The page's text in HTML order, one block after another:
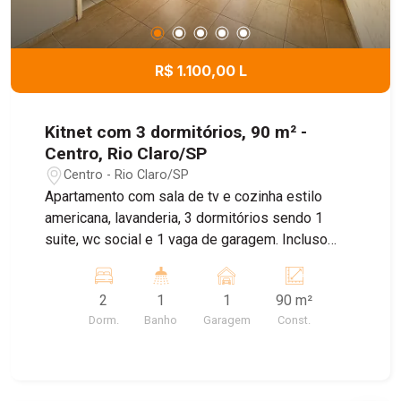
R$ 1.100,00 L
Kitnet com 3 dormitórios, 90 m² -
Centro, Rio Claro/SP
Centro - Rio Claro/SP
Apartamento com sala de tv e cozinha estilo
americana, lavanderia, 3 dormitórios sendo 1
suite, wc social e 1 vaga de garagem. Incluso
2
Dorm.
1
Banho
1
Garagem
90 m²
Const.